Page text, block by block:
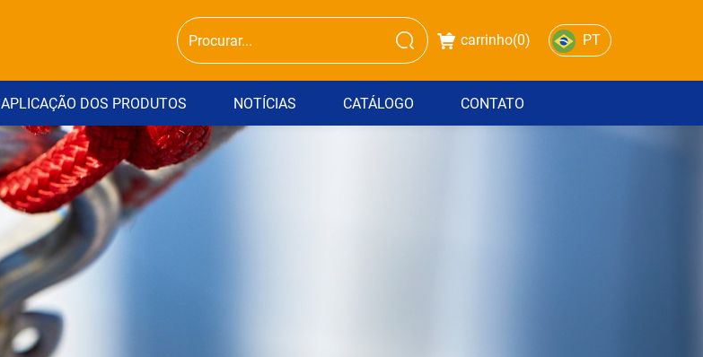
carrinho(0) PT
APLICAÇÃO DOS PRODUTOS NOTÍCIAS CATÁLOGO CONTATO